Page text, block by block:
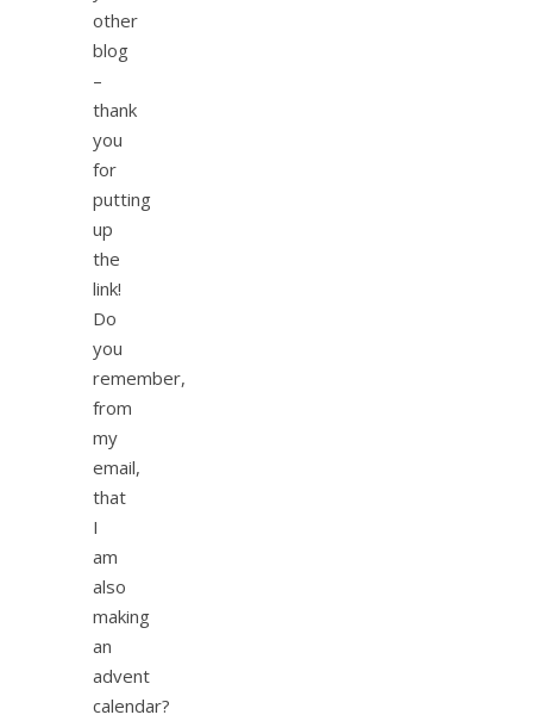
other
blog
–
thank
you
for
putting
up
the
link!
Do
you
remember,
from
my
email,
that
I
am
also
making
an
advent
calendar?